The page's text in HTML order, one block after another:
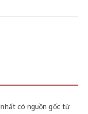
có nguồn gốc từ